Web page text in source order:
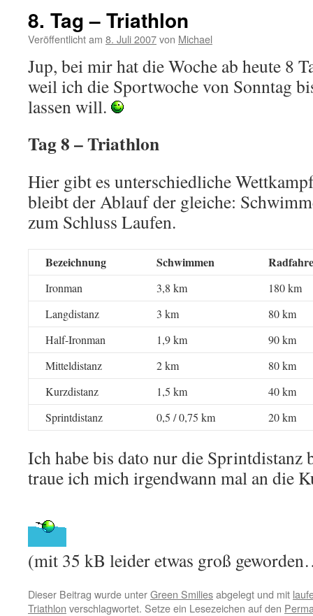
8. Tag – Triathlon
Veröffentlicht am 8. Juli 2007von Michael
Jup, bei mir hat die Woche ab heute 8
weil ich die Sportwoche von Sonntag
lassen will.
Tag 8 – Triathlon
Hier gibt es unterschiedliche
bleibt der Ablauf der gleiche:
zum Schluss Laufen.
Bezeichnung Schwimmen
Ironman 3,8 km
180 km
Langdistanz
3 km
80 km
Half-Ironman
1,9 km
90 km
Mitteldistanz
2 km
80 km
Kurzdistanz
1,5 km
40 km
Sprintdistanz
0,5 / 0,75 km 20 km
Ich habe bis dato nur die Sprintdistanz
traue ich mich irgendwann mal an die
(mit 35 kB leider etwas groß
Dieser Beitrag wurde unterGreen Smiliesabgelegt und mit
Triathlon verschlagwortet. Setze ein Lesezeichen auf den